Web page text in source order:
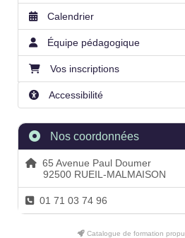
Calendrier
Équipe pédagogique
Vos inscriptions
Accessibilité
Nos coordonnées
65 Avenue Paul Doumer
92500 RUEIL-MALMAISON
01 71 03 74 96
Catalogue de formation